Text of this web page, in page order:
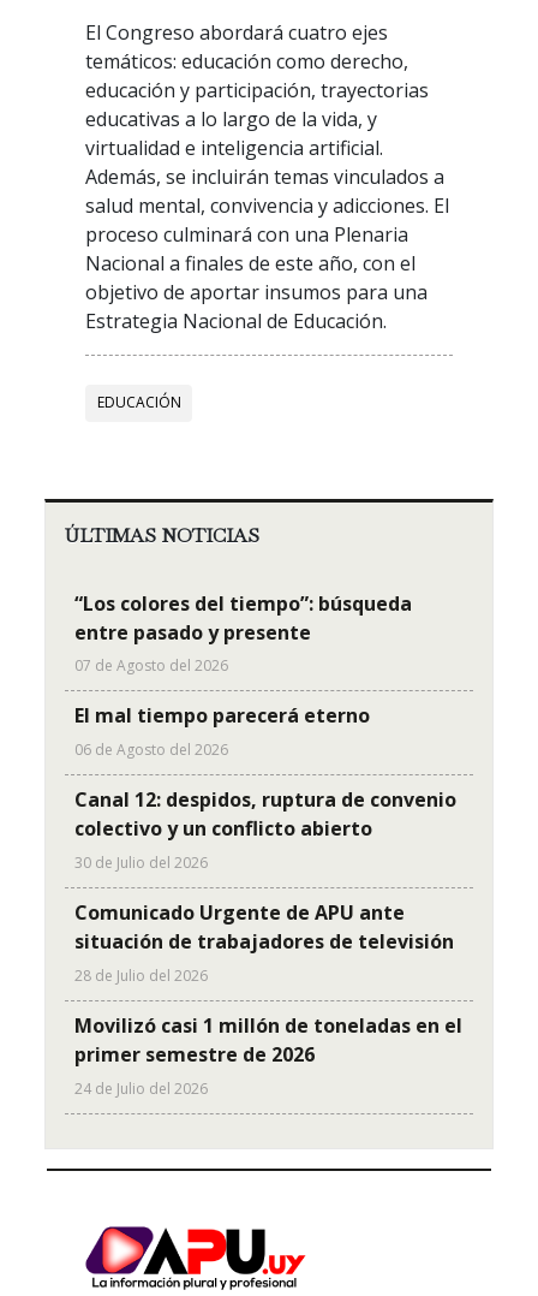
El Congreso abordará cuatro ejes
temáticos: educación como derecho,
educación y participación, trayectorias
educativas a lo largo de la vida, y
virtualidad e inteligencia artificial.
Además, se incluirán temas vinculados a
salud mental, convivencia y adicciones. El
proceso culminará con una Plenaria
Nacional a finales de este año, con el
objetivo de aportar insumos para una
Estrategia Nacional de Educación.
EDUCACIÓN
ÚLTIMAS NOTICIAS
“Los colores del tiempo”: búsqueda
entre pasado y presente
07 de Agosto del 2026
El mal tiempo parecerá eterno
06 de Agosto del 2026
Canal 12: despidos, ruptura de convenio
colectivo y un conflicto abierto
30 de Julio del 2026
Comunicado Urgente de APU ante
situación de trabajadores de televisión
28 de Julio del 2026
Movilizó casi 1 millón de toneladas en el
primer semestre de 2026
24 de Julio del 2026